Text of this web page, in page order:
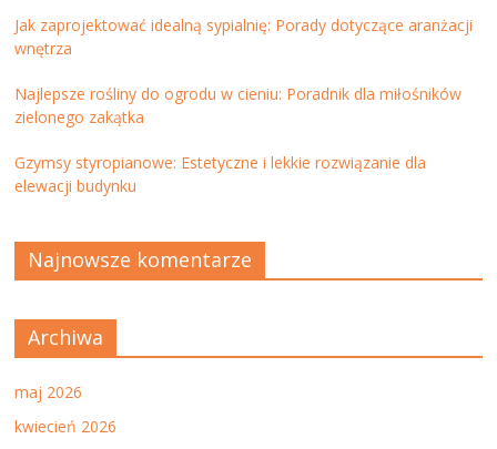
Jak zaprojektować idealną sypialnię: Porady dotyczące aranżacji
wnętrza
Najlepsze rośliny do ogrodu w cieniu: Poradnik dla miłośników
zielonego zakątka
Gzymsy styropianowe: Estetyczne i lekkie rozwiązanie dla
elewacji budynku
Najnowsze komentarze
Archiwa
maj 2026
kwiecień 2026